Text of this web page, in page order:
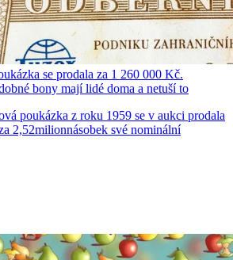
se prodala za 1 260 000 Kč.
bony mají lidé doma a netuší to
poukázka z roku 1959 se v aukci prodala
2,52milionnásobek své nominální